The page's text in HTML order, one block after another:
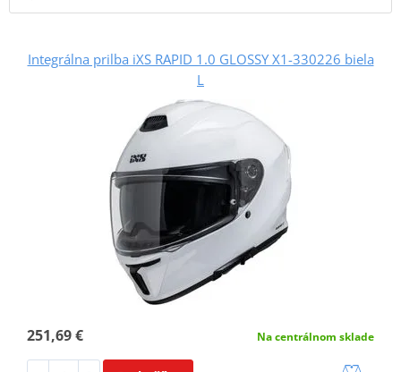
Integrálna prilba iXS RAPID 1.0 GLOSSY X1-330226 biela
L
251,69 € Na centrálnom sklade